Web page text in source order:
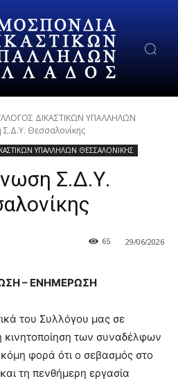
ΔΙΚΑΣΤΙΚΩΝ ΥΠΑΛΛΗΛΩΝ
Σ.Δ.Υ. Θεσσαλονίκης
ΥΠΑΛΛΗΛΩΝ ΘΕΣΣΑΛΟΝΙΚΗΣ
Σ.Δ.Υ.
65 29/06/2026
– ΕΝΗΜΕΡΩΣΗ
του Συλλόγου μας σε
κινητοποίηση των συναδέλφων
φορά ότι ο σεβασμός στο
τη πενθήμερη εργασία